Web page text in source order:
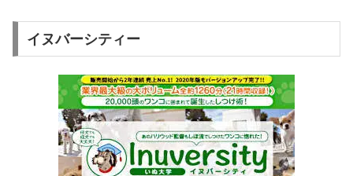
イヌバーシティー